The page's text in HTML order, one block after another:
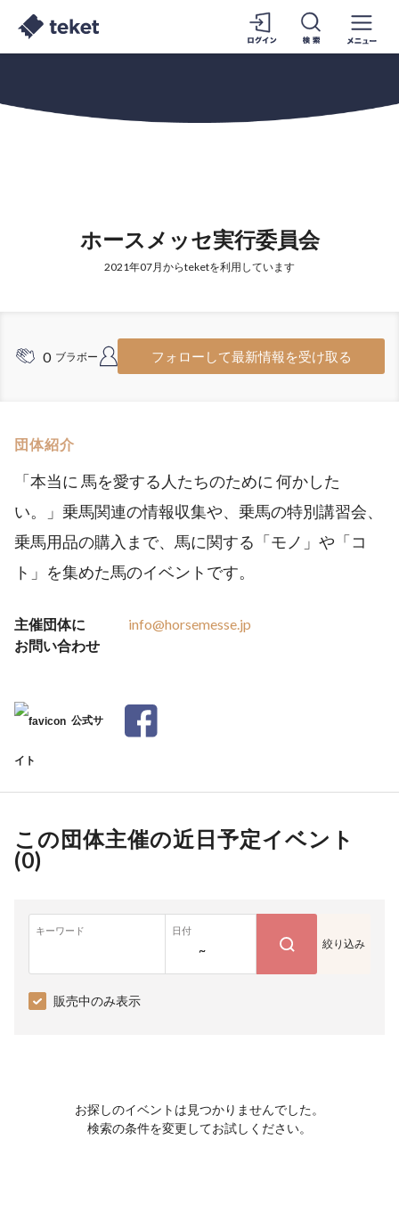
ホースメッセ実行委員会
2021年07月からteketを利用しています
0 ブラボー フォロワー
フォローして最新情報を受け取る
団体紹介
「本当に 馬を愛する人たちのために 何かした
い。」乗馬関連の情報収集や、乗馬の特別講習会、
乗馬用品の購入まで、馬に関する「モノ」や「コ
ト」を集めた馬のイベントです。
主催団体に
お問い合わせ
info@horsemesse.jp
公式サ
イト
この団体主催の近日予定イベント
(0)
キーワード 日付
~ 絞り込み
販売中のみ表示
お探しのイベントは見つかりませんでした。
検索の条件を変更してお試しください。